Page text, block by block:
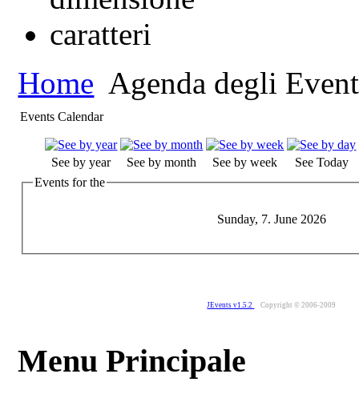
Home Agenda degli
Events Calendar
See by year See by month See by week
See Today
Events for the
Sunday, 7. June 2026
JEvents v1.5.2 Copyright © 2006-2009
Menu Principale